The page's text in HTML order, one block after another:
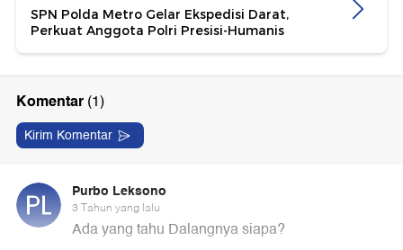
SPN Polda Metro Gelar Ekspedisi Darat,
Perkuat Anggota Polri Presisi-Humanis